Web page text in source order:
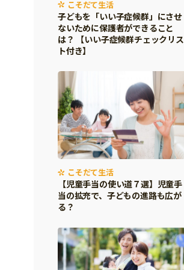
こそだて生活
子どもを「いい子症候群」にさせ
ないために保護者ができること
は？ 【いい子症候群チェックリス
ト付き】
こそだて生活
【児童手当の使い道７選】児童手
当の拡充で、子どもの進路も広が
る？